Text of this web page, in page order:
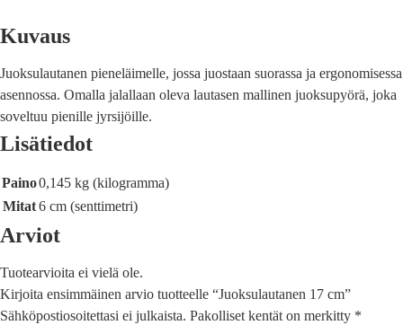
Kuvaus
Juoksulautanen pieneläimelle, jossa juostaan suorassa ja ergonomisessa
asennossa. Omalla jalallaan oleva lautasen mallinen juoksupyörä, joka
soveltuu pienille jyrsijöille.
Lisätiedot
Paino0,145 kg (kilogramma)
Mitat6 cm (senttimetri)
Arviot
Tuotearvioita ei vielä ole.
Kirjoita ensimmäinen arvio tuotteelle “Juoksulautanen 17 cm”
Sähköpostiosoitettasi ei julkaista. Pakolliset kentät on merkitty *